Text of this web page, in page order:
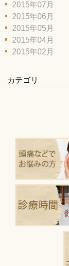
2015年07月
2015年06月
2015年05月
2015年04月
2015年02月
カテゴリ